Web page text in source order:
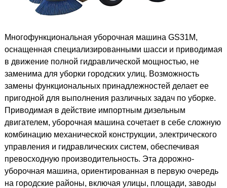
Многофункциональная уборочная машина GS31M,
оснащенная специализированными шасси и приводимая
в движение полной гидравлической мощностью, не
заменима для уборки городских улиц. Возможность
замены функциональных принадлежностей делает ее
пригодной для выполнения различных задач по уборке.
Приводимая в действие импортным дизельным
двигателем, уборочная машина сочетает в себе сложную
комбинацию механической конструкции, электрического
управления и гидравлических систем, обеспечивая
превосходную производительность. Эта дорожно-
уборочная машина, ориентированная в первую очередь
на городские районы, включая улицы, площади, заводы